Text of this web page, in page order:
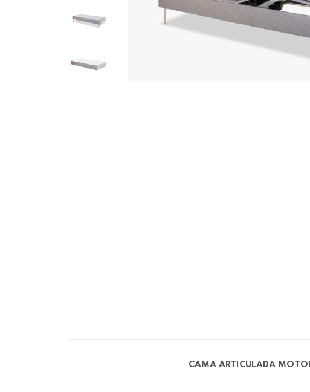
CAMA ARTICULADA